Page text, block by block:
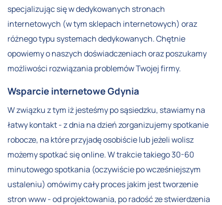
specjalizując się w dedykowanych stronach
internetowych (w tym sklepach internetowych) oraz
różnego typu systemach dedykowanych. Chętnie
opowiemy o naszych doświadczeniach oraz poszukamy
możliwości rozwiązania problemów Twojej firmy.
Wsparcie internetowe Gdynia
W związku z tym iż jesteśmy po sąsiedzku, stawiamy na
łatwy kontakt - z dnia na dzień zorganizujemy spotkanie
robocze, na które przyjadę osobiście lub jeżeli wolisz
możemy spotkać się online. W trakcie takiego 30-60
minutowego spotkania (oczywiście po wcześniejszym
ustaleniu) omówimy cały proces jakim jest tworzenie
stron www - od projektowania, po radość ze stwierdzenia